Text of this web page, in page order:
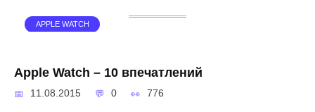
APPLE WATCH
Apple Watch – 10 впечатлений
11.08.2015 0 776